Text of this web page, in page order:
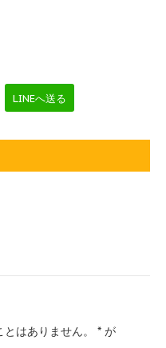
LINEへ送る
はありません。 * が